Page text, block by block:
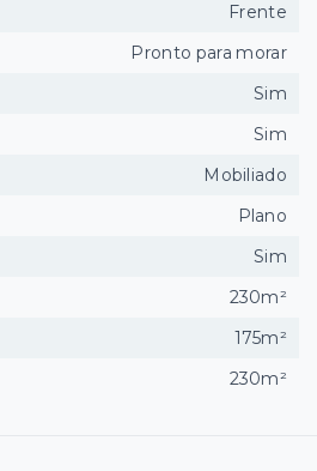
Frente
Pronto para morar
Sim
Sim
Mobiliado
Plano
Sim
230m²
175m²
230m²